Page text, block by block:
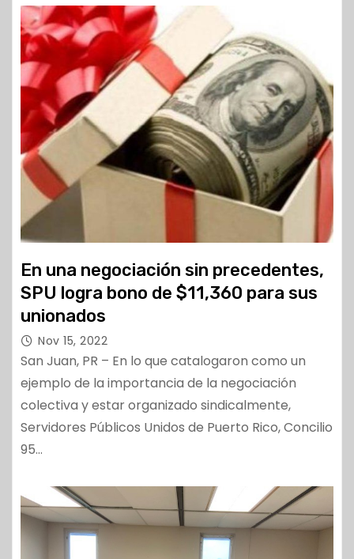
En una negociación sin precedentes,
SPU logra bono de $11,360 para sus
unionados
Nov 15, 2022
San Juan, PR – En lo que catalogaron como un
ejemplo de la importancia de la negociación
colectiva y estar organizado sindicalmente,
Servidores Públicos Unidos de Puerto Rico, Concilio
95…